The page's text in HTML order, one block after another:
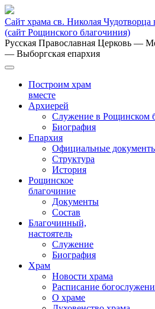
Сайт храма св. Николая
(сайт Рощинского благочиния)
Русская Православная Церковь —
— Выборгская епархия
Построим храм
вместе
Архиерей
Служение в Рощинском
Биография
Епархия
Официальные
Структура
История
Рощинское
благочиние
Документы
Состав
Благочинный,
настоятель
Служение
Биография
Храм
Новости храма
Расписание
О храме